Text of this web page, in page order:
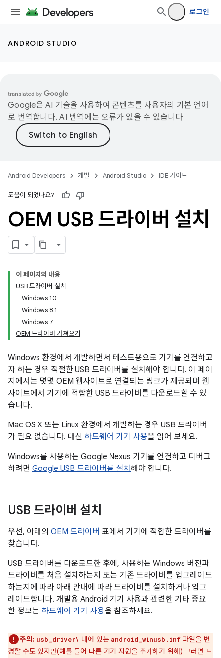
로그인
ANDROID STUDIO
Google은 AI 기술을 사용하여 콘텐츠를 사용자의 기본 언어
로 번역합니다. AI 번역에는 오류가 있을 수 있습니다.
Android Developers 개발 Android Studio IDE 가이드
도움이 되었나요?
OEM USB 드라이버 설치
이 페이지의 내용
USB 드라이버 설치
Windows 10
Windows 8.1
Windows 7
OEM 드라이버 가져오기
Windows 환경에서 개발하면서 테스트용으로 기기를 연결하고
자 하는 경우 적절한 USB 드라이버를 설치해야 합니다. 이 페이
지에서는 몇몇 OEM 웹사이트로 연결되는 링크가 제공되며 웹
사이트에서 기기에 적합한 USB 드라이버를 다운로드할 수 있
습니다.
Mac OS X 또는 Linux 환경에서 개발하는 경우 USB 드라이버
가 필요 없습니다. 대신 하드웨어 기기 사용을 읽어 보세요.
Windows를 사용하는 Google Nexus 기기를 연결하고 디버그
하려면 Google USB 드라이버를 설치 해야 합니다.
USB 드라이버 설치
우선, 아래의 OEM 드라이버 표에서 기기에 적합한 드라이버를
찾습니다.
USB 드라이버를 다운로드한 후에, 사용하는 Windows 버전과
드라이버를 처음 설치하는지 또는 기존 드라이버를 업그레이드
하는지에 따라 아래 안내에 따라 드라이버를 설치하거나 업그
레이드합니다. 개발용 Android 기기 사용과 관련한 기타 중요
한 정보는 하드웨어 기기 사용을 참조하세요.
주의: usb_driver\ 내에 있는 android_winusb.inf 파일을 변
경할 수도 있지만(예를 들어 다른 기기 지원을 추가하기 위해) 그러면 드